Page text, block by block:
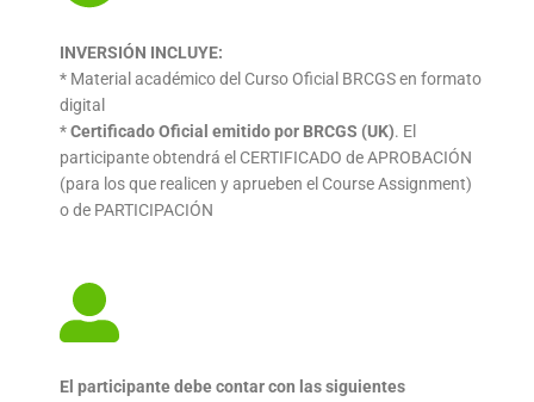
INVERSIÓN INCLUYE:
* Material académico del Curso Oficial BRCGS en formato
digital
*Certificado Oficial emitido por BRCGS (UK). El
participanteobtendrá el CERTIFICADO de APROBACIÓN
(para los que realicen y aprueben el Course Assignment)
o de PARTICIPACIÓN
El participante debe contar con las siguientes